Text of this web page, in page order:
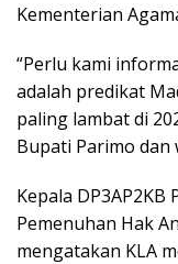
Kementerian
“Perlu kami
adalah predikat
paling lambat di
Bupati Parimo dan
Kepala
Pemenuhan Hak
mengatakan KLA